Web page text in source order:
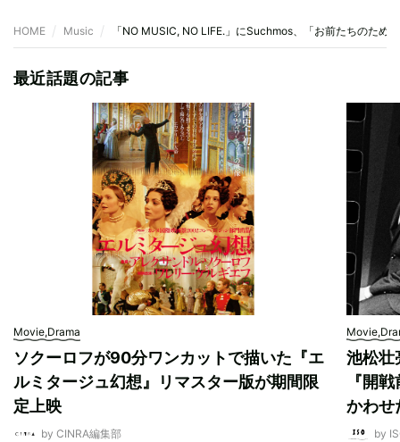
HOME Music 「NO MUSIC, NO LIFE.」にSuchmos、「お前たちのため
最近話題の記事
Movie,Drama
ソクーロフが90分ワンカットで描いた『エ
ルミタージュ幻想』リマスター版が期間限
定上映
by CINRA編集部
池松壮
『開
かわせ
by